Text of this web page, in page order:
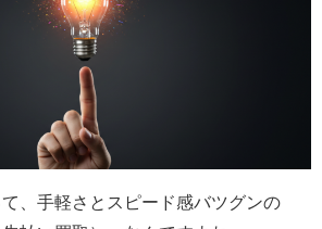
、手軽さとスピード感バツグンの